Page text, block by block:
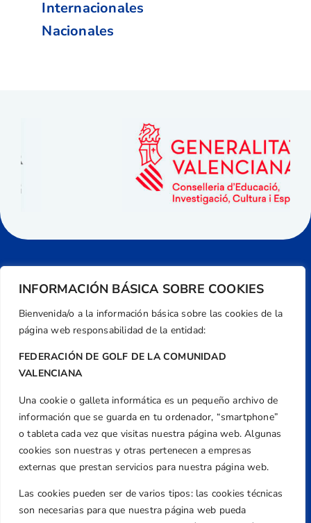
INFORMACIÓN BÁSICA SOBRE COOKIES
Bienvenida/o a la información básica sobre las cookies de la
página web responsabilidad de la entidad:
FEDERACIÓN DE GOLF DE LA COMUNIDAD
VALENCIANA
Una cookie o galleta informática es un pequeño archivo de
información que se guarda en tu ordenador, “smartphone”
o tableta cada vez que visitas nuestra página web. Algunas
cookies son nuestras y otras pertenecen a empresas
externas que prestan servicios para nuestra página web.
Las cookies pueden ser de varios tipos: las cookies técnicas
son necesarias para que nuestra página web pueda
Internacionales
Nacionales
Dirección
Centre de L´Esport, Carrer d'Isaac Peral i
Caballero, Nº 5, Despachos 2 y 3, 46980,
Valencia
+34 961 367 799